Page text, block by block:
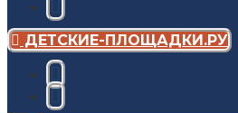
ДЕТСКИЕ-ПЛОЩАДКИ.РУ